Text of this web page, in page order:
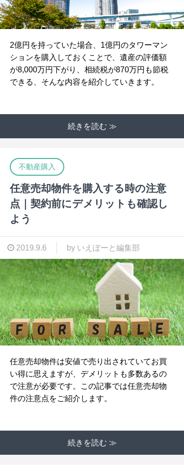
2億円を持っていた場合、1億円のタワーマン
ションを購入しておくことで、遺産の評価額
が8,000万円下がり、相続税が870万円も節税
できる、そんな内容を紹介していきます。
続きを読む ≫
不動産購入
任意売却物件を購入する時の注意
点｜契約前にデメリットも確認し
よう
2019.9.6 by いえぽーと編集部
任意売却物件は安値で売り出されていてお買
い得に思えますが、デメリットも多数あるの
で注意が必要です。この記事では任意売却物
件の注意点をご紹介します。
続きを読む ≫